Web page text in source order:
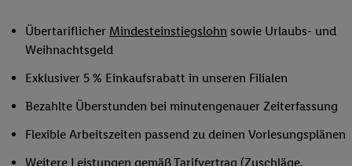
Übertariflicher Mindesteinstiegslohn sowie Urlaubs- und
Weihnachtsgeld
Exklusiver 5 % Einkaufsrabatt in unseren Filialen
Bezahlte Überstunden bei minutengenauer Zeiterfassung
Flexible Arbeitszeiten passend zu deinen Vorlesungsplänen
Weitere Leistungen gemäß Tarifvertrag (Zuschläge,